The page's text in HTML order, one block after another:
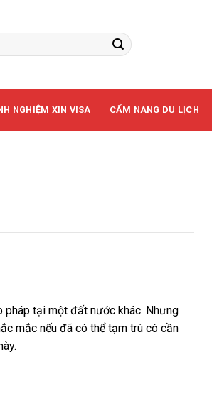
NGHIỆM XIN VISA CẨM NANG DU LỊCH
pháp tại một đất nước khác. Nhưng
mắc nếu đã có thể tạm trú có cần